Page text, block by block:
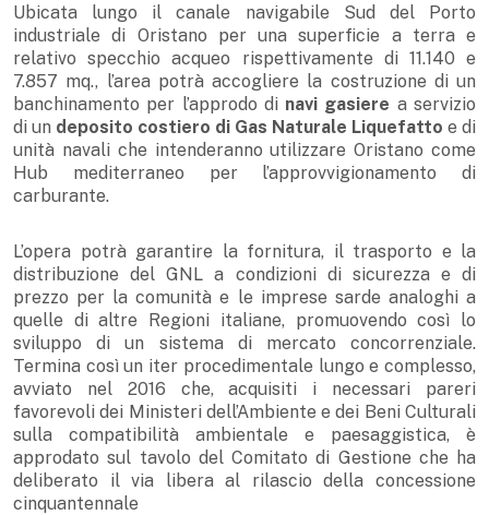
Ubicata lungo il canale navigabile Sud del Porto
industriale di Oristano per una superficie a terra e
relativo specchio acqueo rispettivamente di 11.140 e
7.857 mq., l’area potrà accogliere la costruzione di un
banchinamento per l’approdo di navi gasiere a servizio
di un deposito costiero di Gas Naturale Liquefatto e di
unità navali che intenderanno utilizzare Oristano come
Hub mediterraneo per l’approvvigionamento di
carburante.
L’opera potrà garantire la fornitura, il trasporto e la
distribuzione del GNL a condizioni di sicurezza e di
prezzo per la comunità e le imprese sarde analoghi a
quelle di altre Regioni italiane, promuovendo così lo
sviluppo di un sistema di mercato concorrenziale.
Termina così un iter procedimentale lungo e complesso,
avviato nel 2016 che, acquisiti i necessari pareri
favorevoli dei Ministeri dell’Ambiente e dei Beni Culturali
sulla compatibilità ambientale e paesaggistica, è
approdato sul tavolo del Comitato di Gestione che ha
deliberato il via libera al rilascio della concessione
cinquantennale